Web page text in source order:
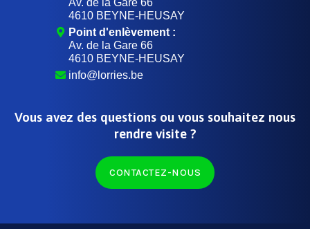
4610 BEYNE-HEUSAY
Point d'enlèvement :
Av. de la Gare 66
4610 BEYNE-HEUSAY
info@lorries.be
Vous avez des questions ou vous souhaitez nous
rendre visite ?
CONTACTEZ-NOUS